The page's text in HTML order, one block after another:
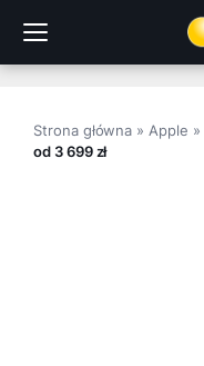
treści
Strona główna » Apple »
od 3 699 zł